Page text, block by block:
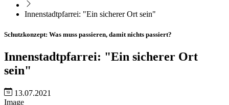
Innenstadtpfarrei: "Ein sicherer Ort sein"
Schutzkonzept: Was muss passieren, damit nichts passiert?
Innenstadtpfarrei: "Ein sicherer Ort
sein"
13.07.2021
Image